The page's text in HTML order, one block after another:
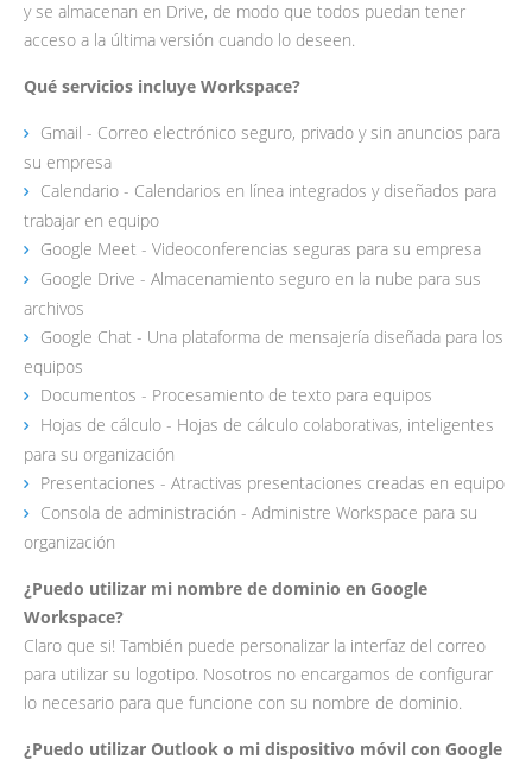
y se almacenan en Drive, de modo que todos puedan tener
acceso a la última versión cuando lo deseen.
Qué servicios incluye Workspace?
Gmail - Correo electrónico seguro, privado y sin anuncios para
su empresa
Calendario - Calendarios en línea integrados y diseñados para
trabajar en equipo
Google Meet - Videoconferencias seguras para su empresa
Google Drive - Almacenamiento seguro en la nube para sus
archivos
Google Chat - Una plataforma de mensajería diseñada para los
equipos
Documentos - Procesamiento de texto para equipos
Hojas de cálculo - Hojas de cálculo colaborativas, inteligentes
para su organización
Presentaciones - Atractivas presentaciones creadas en equipo
Consola de administración - Administre Workspace para su
organización
¿Puedo utilizar mi nombre de dominio en Google
Workspace?
Claro que si! También puede personalizar la interfaz del correo
para utilizar su logotipo. Nosotros no encargamos de configurar
lo necesario para que funcione con su nombre de dominio.
¿Puedo utilizar Outlook o mi dispositivo móvil con Google